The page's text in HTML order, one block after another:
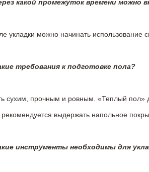
какой промежуток времени можно
укладки можно начинать
требования к подготовке пола?
сухим, прочным и ровным. «Теплый пол»
выдержать напольное
инструменты необходимы для